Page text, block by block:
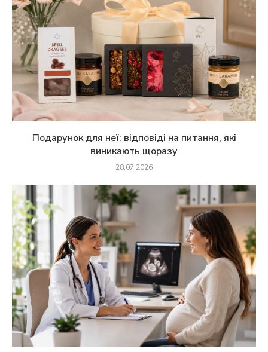
Подарунок для неї: відповіді на питання, які
виникають щоразу
28.07.2026